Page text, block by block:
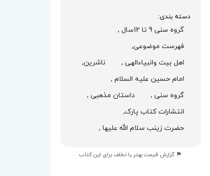
دسته بندی:
گروه سنی 9 تا 12سال ,
فهرست موضوعی,
اهل بیت وانبیاءالهی ,
ناشرین,
امام حسین علیه السلام ,
گروه سنی ,
داستان مذهبی ,
انتشارات کتاب پارک,
حضرت زینب سلام الله علیها ,
گزارش قیمت بهتر یا تخلف برای این کتاب